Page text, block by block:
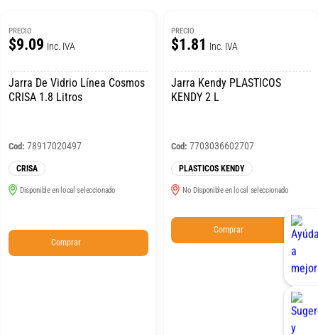
PRECIO
$9.09 Inc. IVA
Jarra De Vidrio Línea Cosmos
CRISA 1.8 Litros
Cod: 78917020497
CRISA
Disponible en local seleccionado
Comprar
PRECIO
$1.81 Inc. IVA
Jarra Kendy PLASTICOS
KENDY 2 L
Cod: 7703036602707
PLASTICOS KENDY
No Disponible en local seleccionado
Comprar